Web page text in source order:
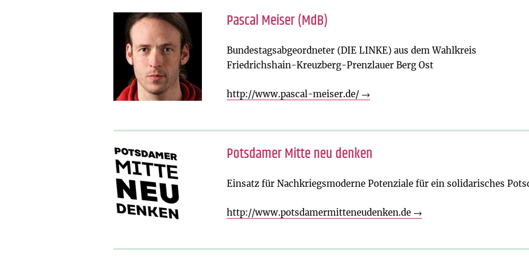
Pascal Meiser (MdB)
Bundestagsabgeordneter (DIE LINKE) aus dem Wahlkreis
Friedrichshain-Kreuzberg-Prenzlauer Berg Ost
http://www.pascal-meiser.de/ →
Potsdamer Mitte neu denken
Einsatz für Nachkriegsmoderne Potenziale für ein solidarisches
http://www.potsdamermitteneudenken.de →